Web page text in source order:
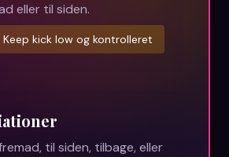
eller til siden.
Keep kick low og kontrolleret
til siden, tilbage, eller